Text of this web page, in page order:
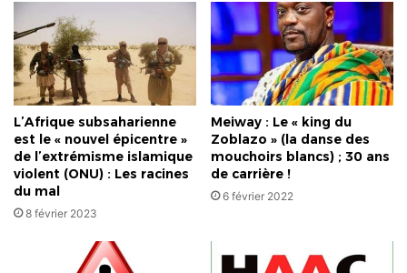
L’Afrique subsaharienne
est le « nouvel épicentre »
de l’extrémisme islamique
violent (ONU) : Les racines
du mal
8 février 2023
Meiway : Le « king du
Zoblazo » (la danse des
mouchoirs blancs) ; 30 ans
de carrière !
6 février 2022